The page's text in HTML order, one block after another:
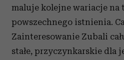
maluje kolejne wariacje na
powszechnego istnienia.
Zainteresowanie Zubali
stałe, przyczynkarskie dla